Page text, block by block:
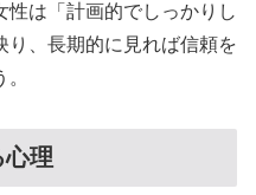
は「計画的でしっかりし
り、長期的に見れば信頼を
理